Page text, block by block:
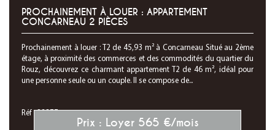
PROCHAINEMENT À LOUER : APPARTEMENT
CONCARNEAU 2 PIÈCES
Prochainement à louer : T2 de 45,93 m² à Concarneau Situé au 2ème
étage, à proximité des commerces et des commodités du quartier du
Rouz, découvrez ce charmant appartement T2 de 46 m², idéal pour
une personne seule ou un couple. Il se compose de...
Réf : 28377
Prix : Loyer 565 €/mois